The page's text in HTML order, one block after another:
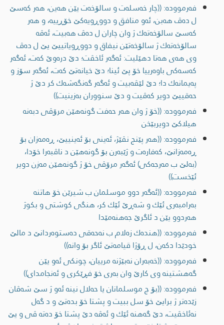
فەرموودە: ((چار خه‌سله‌ت و سالۆخه‌ت یێن هه‌ین، هه‌ر كه‌سێ
ل ده‌ڤ هه‌بن، ئه‌و منافق و دووڕویه‌كێ خۆڕییه‌، و هه‌ر
كه‌سێ سالۆخه‌ته‌ك ژ وان چاران ل ده‌ڤ هه‌بیت، ئه‌ڤه‌
سالۆخه‌ته‌ك ژ سالۆخه‌تێن نیفاق و دووڕویاتییێ یێ ل ده‌ڤ
وی هه‌ی هه‌تا دهێلیت: ئه‌گه‌ر ئاخڤت؛ دێ دره‌وێ كه‌ت، ئه‌گه‌ر
كه‌سه‌كی باوه‌رییا خۆ پێ ئینا؛ دێ خیانه‌تێ كه‌ت، ئه‌گه‌ر سۆز و
په‌یمانه‌ك دا؛ دێ لێڤه‌بیت و ئه‌گه‌ر گه‌نگه‌شه‌ك كر دێ ژ
حه‌قییێ دویر كه‌ڤیت و دێ سنووران به‌زینیت))
فەرموودە: ((خۆ ژ وان هه‌ر حه‌فت گونه‌هێن مرۆڤی دبه‌نه‌
هیلاكێ دویربێخن
فەرموودە: ((هه‌ر پێنج نڤێژ، ئه‌ینی بۆ ئه‌ینییێ، ڕه‌مه‌زان بۆ
ڕه‌مه‌زانێ، كه‌فاره‌ت و ژێبه‌رن بۆ گونه‌هێن د ناڤبه‌را خۆدا،
(به‌لێ ب مه‌رجه‌كی) ئه‌گه‌ر مرۆڤی خۆ ژ گونه‌هێن مه‌زن دویر
ئێخست))
فەرموودە: ((ئه‌گه‌ر دوو موسلمان ب شیرێن خۆ هاتنه‌
به‌رامبه‌ری ئێك و شه‌ڕێ ئێك كر، هنگی كوشتی و بكوژ
هه‌ردوو یێن د ئاگرێ جه‌هنه‌مێدا
فەرموودە: ((هنده‌ك زه‌لام ب نه‌حه‌قی ده‌ستوه‌ردانێ د مالێ
خودێدا دكه‌ن، ل ڕۆژا قیامه‌تێ ئاگر بۆ وانه‌))
فەرموودە: ((خه‌به‌ران نه‌بێژنه‌ مرییان، چونكی ئه‌و یێن
گه‌هشتینه‌ وی كارێ وان به‌ری خۆ فڕێكری و ئه‌نجامدای))
فەرموودە: ((بۆ چ موسلمانان یا حه‌لال نینه‌ ئه‌و ژ سێ شه‌ڤان
زێده‌تر ژ برایێ خۆ سل ببيت و پشتا خۆ بده‌تێ و د گه‌ل
نه‌ئاخڤیت، دێ گه‌هنه‌ ئێك و ئه‌ڤه‌ دێ پشتا خۆ ده‌ته‌ ڤی و یێ